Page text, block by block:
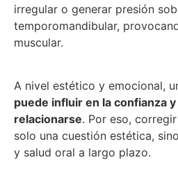
irregular o generar presión
temporomandibular,
muscular.
A nivel estético y emocional,
puede influir en la confianza
relacionarse. Por eso,
solo una cuestión estética,
y salud oral a largo plazo.